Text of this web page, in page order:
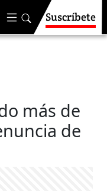
Suscríbete
más de
de